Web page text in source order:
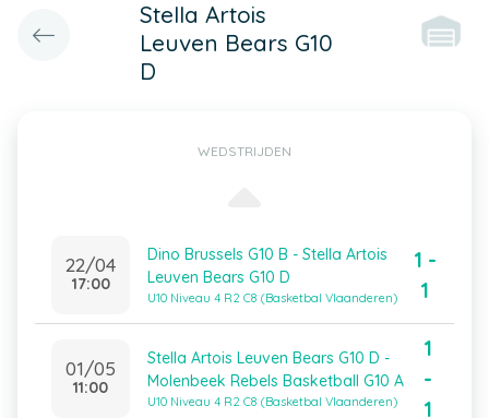
Stella Artois
Leuven Bears G10
D
WEDSTRIJDEN
22/04
17:00
Dino Brussels G10 B - Stella Artois
Leuven Bears G10 D
U10 Niveau 4 R2 C8 (Basketbal Vlaanderen)
1 -
1
01/05
11:00
Stella Artois Leuven Bears G10 D -
Molenbeek Rebels Basketball G10 A
U10 Niveau 4 R2 C8 (Basketbal Vlaanderen)
1
-
1